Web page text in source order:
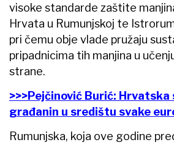
visoke standarde zaštite
Hrvata u Rumunjskoj te
pri čemu obje vlade pružaju
pripadnicima tih manjina u
strane.
>>>Pejčinović Burić: Hrvatska
građanin u središtu svake
Rumunjska, koja ove godine